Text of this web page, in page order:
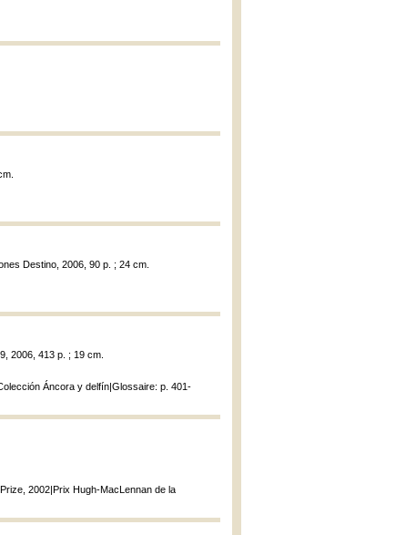
Destino, 2006, 90 p. ; 24 cm.
2006, 413 p. ; 19 cm.
Áncora y delfín|Glossaire: p. 401-
2002|Prix Hugh-MacLennan de la